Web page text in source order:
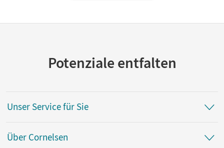
Potenziale entfalten
Unser Service für Sie
Über Cornelsen